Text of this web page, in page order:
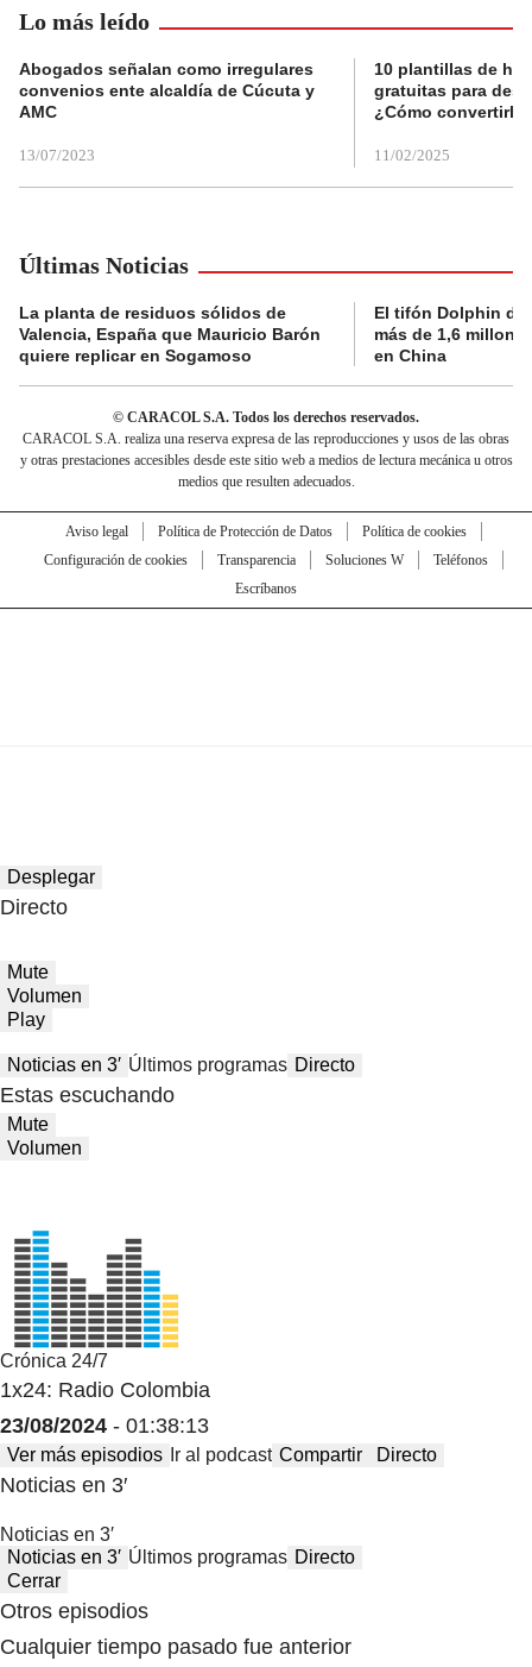
Lo más leído
Abogados señalan como irregulares
convenios ente alcaldía de Cúcuta y
AMC
13/07/2023
10 plantillas de
gratuitas para
¿Cómo convertirla
11/02/2025
Últimas Noticias
La planta de residuos sólidos de
Valencia, España que Mauricio Barón
quiere replicar en Sogamoso
El tifón Dolphin
más de 1,6
en China
© CARACOL S.A. Todos los derechos reservados.
CARACOL S.A. realiza una reserva expresa de las reproducciones y usos de las obras
y otras prestaciones accesibles desde este sitio web a medios de lectura mecánica u otros
medios que resulten adecuados.
Aviso legal Política de Protección de Datos
Política de cookies
Configuración de cookies
Transparencia Soluciones W
Teléfonos
Escríbanos
Desplegar
Directo
Mute
Volumen
Play
Noticias en 3′ Últimos programas Directo
Estas escuchando
Mute
Volumen
Crónica 24/7
1x24: Radio Colombia
23/08/2024 - 01:38:13
Ver más episodios Ir al podcast Compartir Directo
Noticias en 3′
Noticias en 3′
Noticias en 3′ Últimos programas Directo
Cerrar
Otros episodios
Cualquier tiempo pasado fue anterior